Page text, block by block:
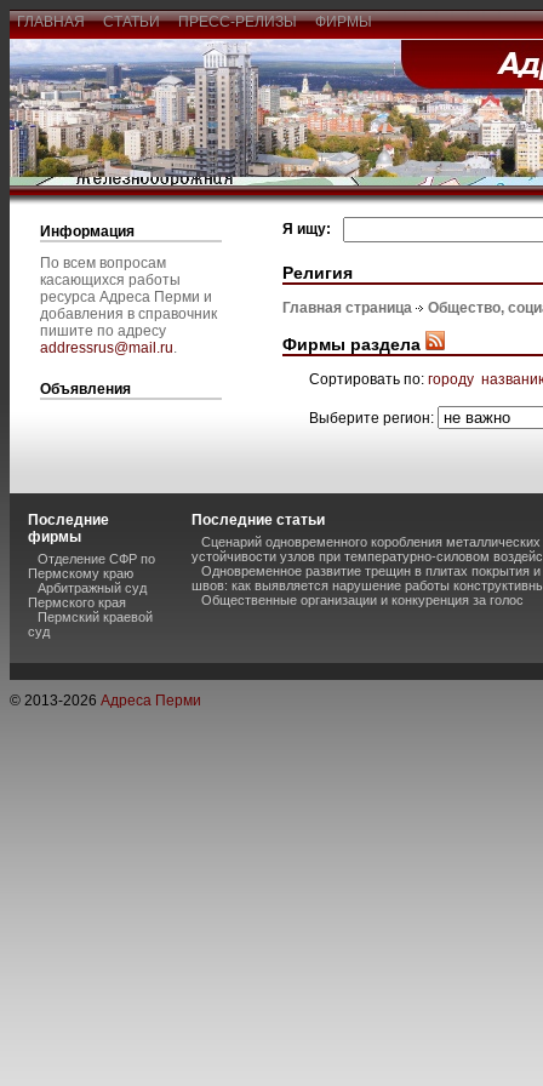
ГЛАВНАЯ СТАТЬИ ПРЕСС-РЕЛИЗЫ ФИРМЫ
Информация
По всем вопросам
касающихся работы
ресурса Адреса Перми и
добавления в справочник
пишите по адресу
addressrus@mail.ru.
Объявления
Я ищу:
Религия
Главная страница Общество,
Фирмы раздела
Сортировать по: городу
Выберите регион:
Последние
фирмы
Отделение СФР по
Пермскому краю
Арбитражный суд
Пермского края
Пермский краевой
суд
Последние статьи
Сценарий одновременного коробления
устойчивости узлов при температурно-силовом
Одновременное развитие трещин в плитах покрытия
швов: как выявляется нарушение работы
Общественные организации и конкуренция за голос
© 2013-2026 Адреса Перми